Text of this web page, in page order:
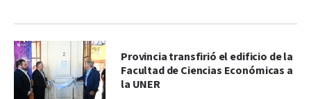
Provincia transfirió el edificio de la
Facultad de Ciencias Económicas a
la UNER